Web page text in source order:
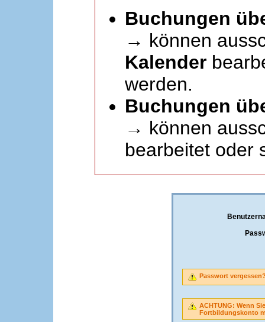
Buchungen
→ können
Kalender
werden.
Buchungen
→ können
bearbeitet oder
Passwort
ACHTUNG: Wenn
Fortbildungskonto